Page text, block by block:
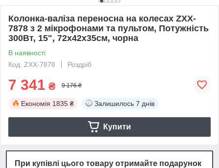
Колонка-валіза переносна на колесах ZXX-
7878 з 2 мікрофонами та пультом, Потужність
300Вт, 15", 72х42х35см, чорна
В наявності
Код: ZXX-7878
Роздріб
7 341 ₴ 9 176 ₴
Економія 1835 ₴ Залишилось 7 днів
Купити
При купівлі цього товару отримайте подарунок